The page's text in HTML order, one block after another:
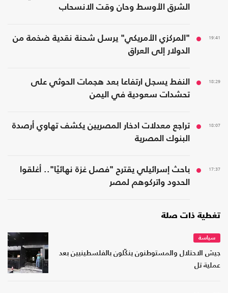
الشرق الأوسط وحان وقت الانسحاب
19:41
"المركزي الأمريكي" يرسل شحنة نقدية ضخمة من
الدولار إلى العراق
18:29
النفط يسجل ارتفاعا بعد هجمات الحوثي على
تحشدات سعودية في اليمن
18:07
تراجع معدلات ادخار المصريين يكشف تهاوي أرصدة
البنوك المصرية
17:37
باحث إسرائيلي يقترح "فصل غزة نهائيًا".. أغلقوا
الحدود واتركوهم لمصر
تغطية ذات صلة
سياسة
جيش الاحتلال والمستوطنون ينكّلون بالفلسطينيين بعد
عملية تل